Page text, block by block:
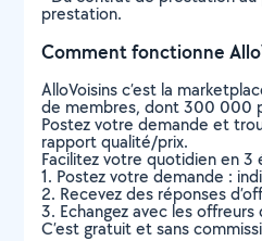
prestation.
Comment fonctionne
AlloVoisins c’est la
de membres, dont 300 000
Postez votre demande et
rapport qualité/prix.
Facilitez votre quotidien en 3
1. Postez votre demande :
2. Recevez des réponses
3. Echangez avec les
C’est gratuit et sans